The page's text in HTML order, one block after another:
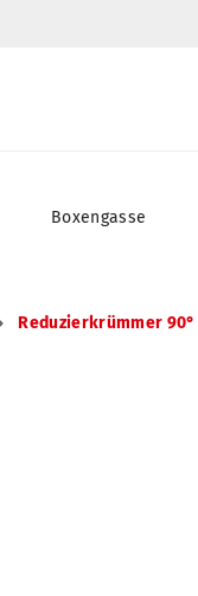
Boxengasse
Reduzierkrümmer 90°